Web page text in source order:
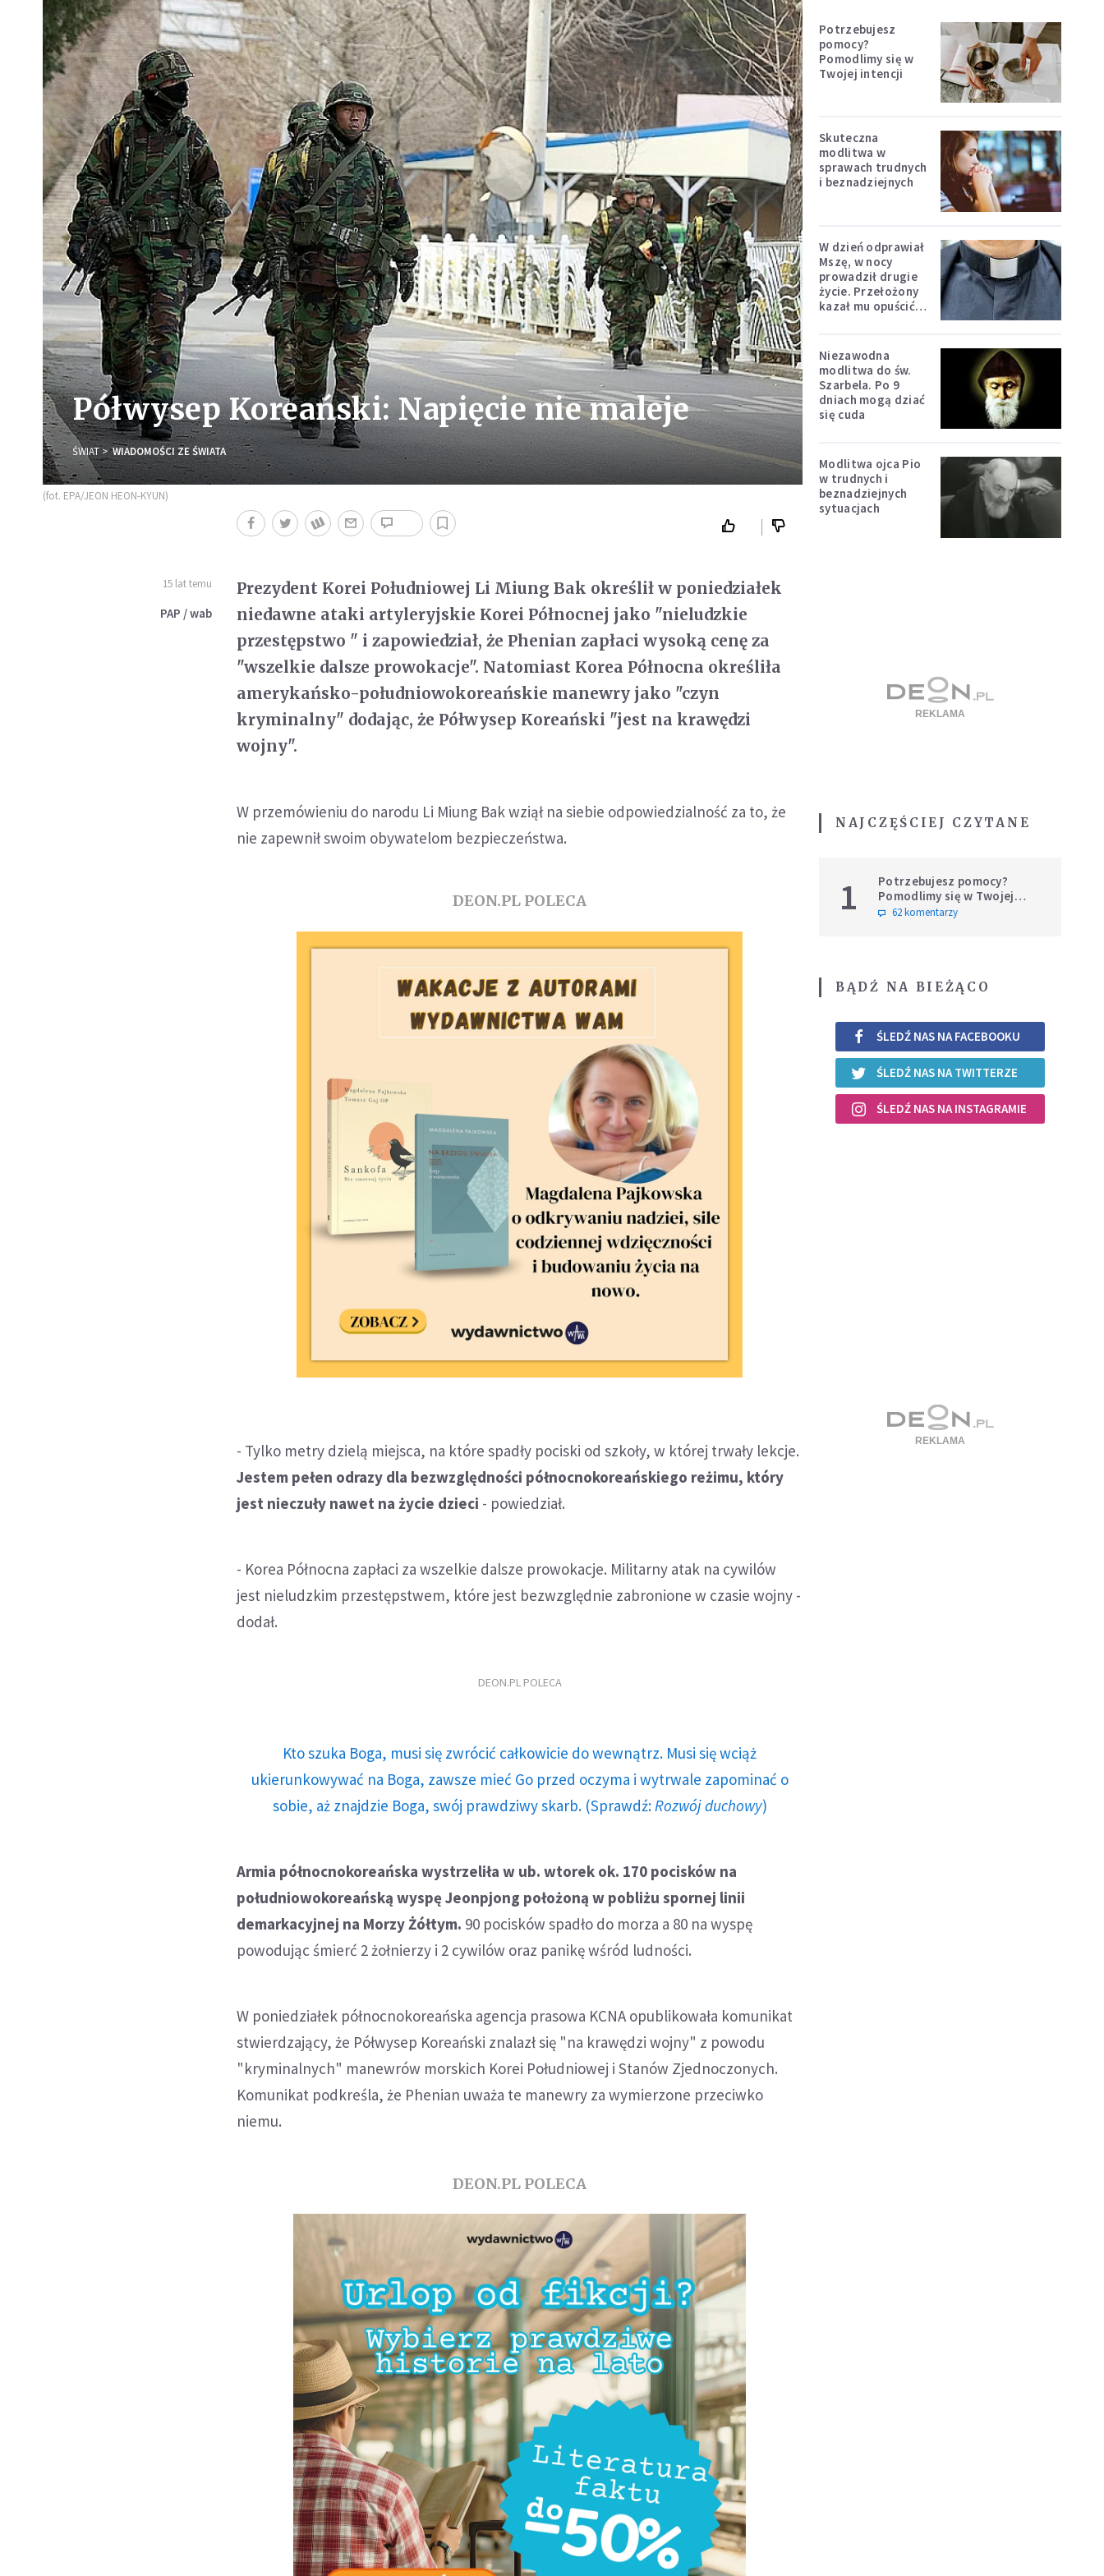
Półwysep Koreański: Napięcie nie maleje
ŚWIAT WIADOMOŚCI ZE ŚWIATA
(fot. EPA/JEON HEON-KYUN)
15 lat temu
PAP / wab
Prezydent Korei Południowej Li Miung Bak określił w poniedziałek
niedawne ataki artyleryjskie Korei Północnej jako "nieludzkie
przestępstwo " i zapowiedział, że Phenian zapłaci wysoką cenę za
"wszelkie dalsze prowokacje". Natomiast Korea Północna określiła
amerykańsko-południowokoreańskie manewry jako "czyn
kryminalny" dodając, że Półwysep Koreański "jest na krawędzi
wojny".
W przemówieniu do narodu Li Miung Bak wziął na siebie odpowiedzialność za to, że
nie zapewnił swoim obywatelom bezpieczeństwa.
DEON.PL POLECA
- Tylko metry dzielą miejsca, na które spadły pociski od szkoły, w której trwały lekcje.
Jestem pełen odrazy dla bezwzględności północnokoreańskiego reżimu, który
jest nieczuły nawet na życie dzieci - powiedział.
- Korea Północna zapłaci za wszelkie dalsze prowokacje. Militarny atak na cywilów
jest nieludzkim przestępstwem, które jest bezwzględnie zabronione w czasie wojny -
dodał.
DEON.PL POLECA
Kto szuka Boga, musi się zwrócić całkowicie do wewnątrz. Musi się wciąż
ukierunkowywać na Boga, zawsze mieć Go przed oczyma i wytrwale zapominać o
sobie, aż znajdzie Boga, swój prawdziwy skarb. (Sprawdź: Rozwój duchowy)
Armia północnokoreańska wystrzeliła w ub. wtorek ok. 170 pocisków na
południowokoreańską wyspę Jeonpjong położoną w pobliżu spornej linii
demarkacyjnej na Morzy Żółtym. 90 pocisków spadło do morza a 80 na wyspę
powodując śmierć 2 żołnierzy i 2 cywilów oraz panikę wśród ludności.
W poniedziałek północnokoreańska agencja prasowa KCNA opublikowała komunikat
stwierdzający, że Półwysep Koreański znalazł się "na krawędzi wojny" z powodu
"kryminalnych" manewrów morskich Korei Południowej i Stanów Zjednoczonych.
Komunikat podkreśla, że Phenian uważa te manewry za wymierzone przeciwko
niemu.
DEON.PL POLECA
Potrzebujesz
pomocy?
Pomodlimy się w
Twojej intencji
Skuteczna
modlitwa w
sprawach trudnych
i beznadziejnych
W dzień odprawiał
Mszę, w nocy
prowadził drugie
życie. Przełożony
kazał mu opuścić
Niezawodna
modlitwa do św.
Szarbela. Po 9
dniach mogą dziać
się cuda
Modlitwa ojca Pio
w trudnych i
beznadziejnych
sytuacjach
NAJCZĘŚCIEJ CZYTANE
1
Potrzebujesz pomocy?
Pomodlimy się w Twojej
intencji
62 komentarzy
BĄDŹ NA BIEŻĄCO
ŚLEDŹ NAS NA FACEBOOKU
ŚLEDŹ NAS NA TWITTERZE
ŚLEDŹ NAS NA INSTAGRAMIE